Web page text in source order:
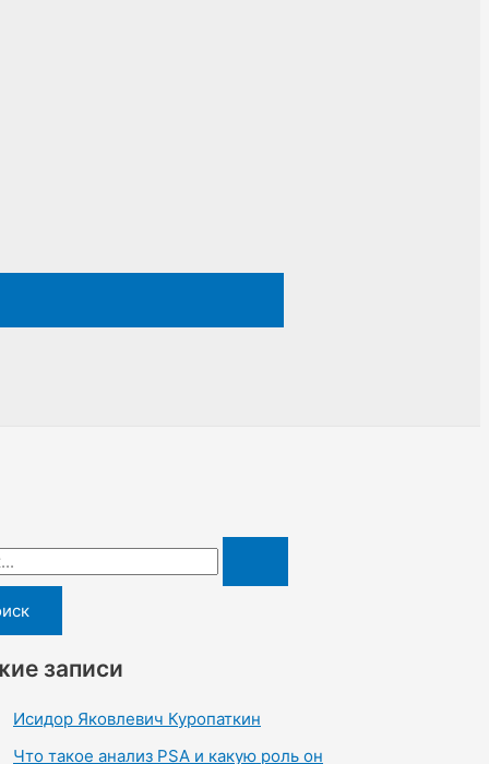
записи
Исидор Яковлевич Куропаткин
Что такое анализ PSA и какую роль он